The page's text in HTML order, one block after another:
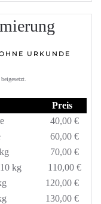
URKUNDE
Preis
40,00 €
60,00 €
70,00 €
kg
110,00 €
120,00 €
130,00 €